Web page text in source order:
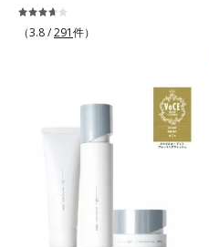
す。たっぷりの保湿成分で低刺激。
敏感肌の方にもお使いいただけます
肌）M＝しっとりタイプ（ニキビの
できやすい肌・普通肌～乾性肌）*1
洗浄による汚れの除去*2 テトラ2-
ヘキシルデカン酸アスコルビル、天
ン酸、ユズセラミド、スフィンゴ糖
脂質*3 角層内*4 うるおいによりキ
メを整えて毛穴を目立たなくする*5
すべての方に皮膚刺激がおきないと
(*2)。うるおいを逃し、刺激を受け
やすい角層の“乾燥敏感スランプ
望の敏感肌用保湿スキンケアライン
「オルビス アクアニスト」。乾燥
敏感スランプの原因にアプローチす
る持続型トリプルアミノ酸(*4)を配
異物として排出されにくく、肌にと
どまってうるおいを蓄えてくれま
す。刺激を受けやすくなった角層を
うるおいで満たし、脱・敏感肌を目
（3.8 /291件）